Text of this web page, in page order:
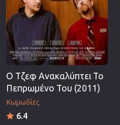
Ο Τζεφ Ανακαλύπτει Το
Πεπρωμένο Του (2011)
Κωμωδίες
6.4